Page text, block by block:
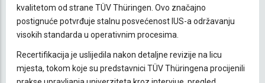
kvalitetom od strane TÜV Thüringen. Ovo značajno
postignuće potvrđuje stalnu posvećenost IUS-a održavanju
visokih standarda u operativnim procesima.
Recertifikacija je uslijedila nakon detaljne revizije na licu
mjesta, tokom koje su predstavnici TÜV Thüringena procijenili